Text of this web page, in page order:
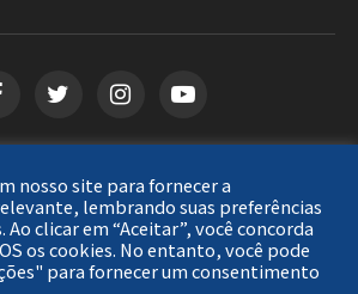
Política Paraibana. Todos os
direitos reservados.
nosso site para fornecer a
lembrando suas preferências
clicar em “Aceitar”, você concorda
os cookies. No entanto, você pode
para fornecer um consentimento